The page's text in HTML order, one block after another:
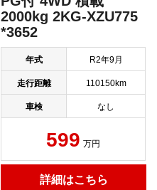
2000kg 2KG-XZU775
*3652
年式 R2年9月
走行距離 110150km
車検 なし
599 万円
詳細はこちら